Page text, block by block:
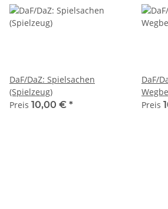
DaF/DaZ: Spielsachen
(Spielzeug)
Preis 10,00 € *
DaF/
Preis